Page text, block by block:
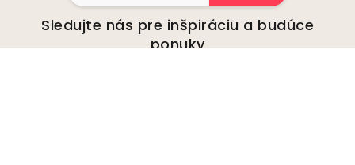
Sledujte nás pre inšpiráciu a budúce
ponuky